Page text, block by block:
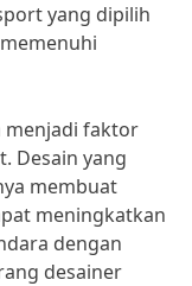
yang dipilih
menjadi faktor
Desain yang
membuat
meningkatkan
dengan
desainer